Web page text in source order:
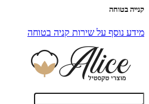
קנייה בטוחה
מידע נוסף על שירות קניה בטוחה